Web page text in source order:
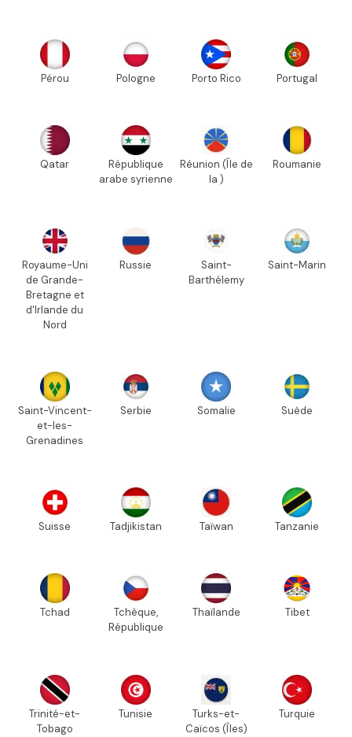
Pérou Pologne Porto Rico Portugal
Qatar
République
arabe syrienne
Réunion (Île de
la )
Roumanie
Royaume-Uni
de Grande-
Bretagne et
d'Irlande du
Nord
Russie
Saint-
Barthélemy
Saint-Marin
Saint-Vincent-
et-les-
Grenadines
Serbie Somalie Suède
Suisse Tadjikistan Taïwan Tanzanie
Tchad
Tchèque,
République
Thaïlande Tibet
Trinité-et-
Tobago
Tunisie
Turks-et-
Caïcos (Îles)
Turquie